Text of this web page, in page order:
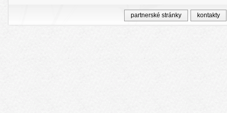
partnerské stránky kontakty